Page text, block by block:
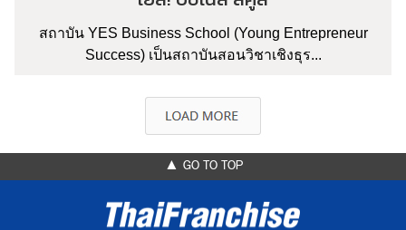
สถาบัน YES Business School (Young Entrepreneur
Success) เป็นสถาบันสอนวิชาเชิงธุร...
▲ GO TO TOP